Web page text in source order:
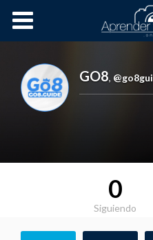
Cursos OnLine
GO8,
0
Siguiendo